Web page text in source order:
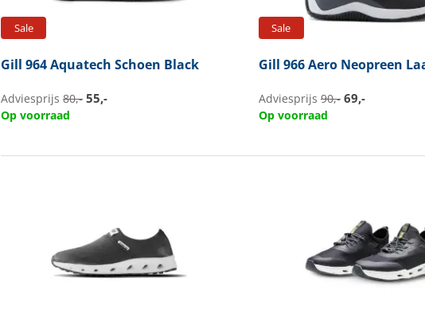
Sale
Gill 964 Aquatech Schoen Black
Adviesprijs80,- 55,-
Op voorraad
Sale
Gill 966 Aero Neopreen
Adviesprijs 90,- 69,-
Op voorraad